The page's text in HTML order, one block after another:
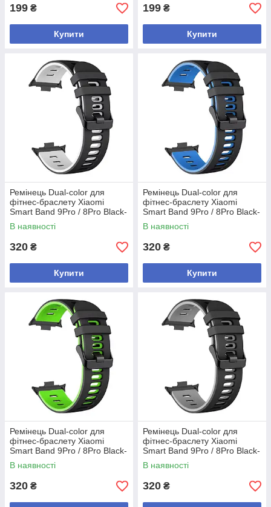
199 ₴
Купити
199 ₴
Купити
Ремінець Dual-color для
фітнес-браслету Xiaomi
Smart Band 9Pro / 8Pro Black-
white
В наявності
320 ₴
Купити
Ремінець Dual-color для
фітнес-браслету Xiaomi
Smart Band 9Pro / 8Pro Black-
blue
В наявності
320 ₴
Купити
Ремінець Dual-color для
фітнес-браслету Xiaomi
Smart Band 9Pro / 8Pro Black-
green
В наявності
320 ₴
Ремінець Dual-color для
фітнес-браслету Xiaomi
Smart Band 9Pro / 8Pro Black-
gray
В наявності
320 ₴